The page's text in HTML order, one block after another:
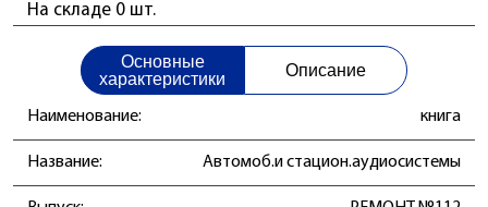
На складе 0 шт.
Основные
характеристики
Описание
Наименование: книга
Название: Автомоб.и стацион.аудиосистемы